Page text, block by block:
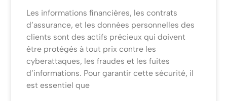
Les informations financières, les contrats
d’assurance, et les données personnelles des
clients sont des actifs précieux qui doivent
être protégés à tout prix contre les
cyberattaques, les fraudes et les fuites
d’informations. Pour garantir cette sécurité, il
est essentiel que